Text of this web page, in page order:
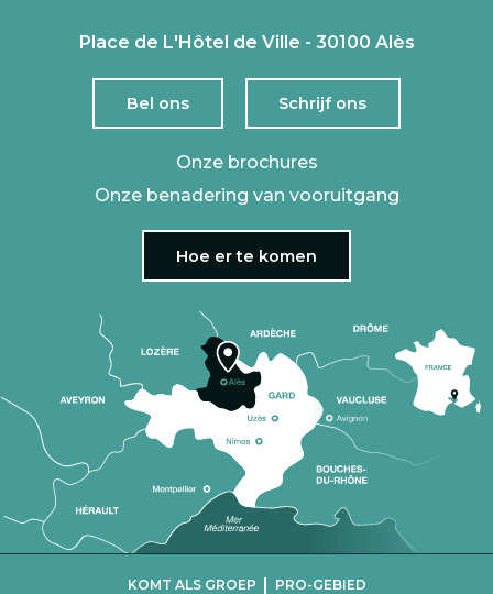
Place de L'Hôtel de Ville - 30100 Alès
Bel ons Schrijf ons
Onze brochures
Onze benadering van vooruitgang
Hoe er te komen
KOMT ALS GROEP | PRO-GEBIED